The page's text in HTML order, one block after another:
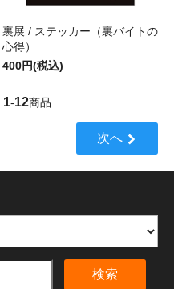
裏展 / ステッカー（裏バイトの
心得）
400円(税込)
1-12商品
次へ
検索